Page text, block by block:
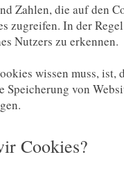
Zahlen, die auf den
zugreifen. In der
Nutzers zu erkennen.
wissen muss, ist,
von
Cookies?